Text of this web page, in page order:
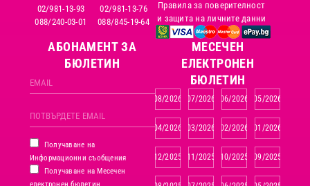
02/981-13-93
088/240-03-01
02/981-13-76
088/845-19-64
Правила за поверителност
и защита на личните данни
АБОНАМЕНТ ЗА
БЮЛЕТИН
Получаване на
Информационни съобщения
Получаване на Месечен
MЕСЕЧЕН
ЕЛЕКТРОНЕН
БЮЛЕТИН
08/2026 07/2026 06/2026 05/2026
04/2026 03/2026 02/2026 01/2026
12/2025 11/2025 10/2025 09/2025